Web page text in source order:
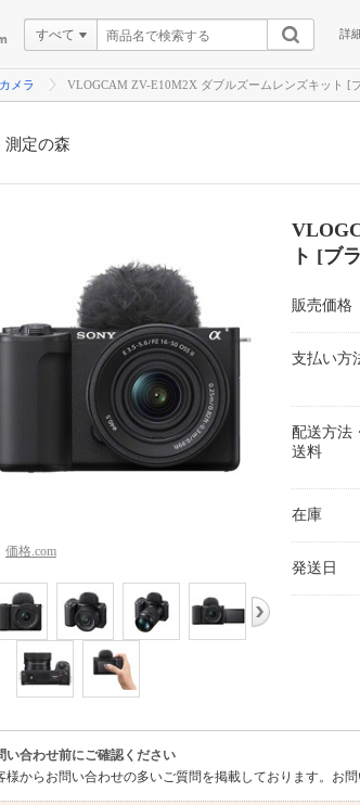
すべて 詳
メラ VLOGCAM ZV-E10M2X ダブルズームレンズキット [
測定の森
価格.com
ト [ブ
販売価格
支払い方
配送方法
送料
在庫
発送日
い合わせ前にご確認ください
様からお問い合わせの多いご質問を掲載しております。お